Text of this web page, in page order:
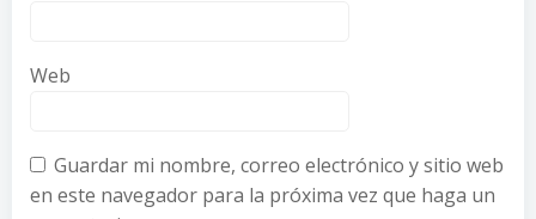
Web
Guardar mi nombre, correo electrónico y sitio web
en este navegador para la próxima vez que haga un